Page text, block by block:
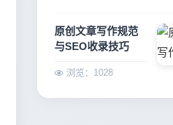
原创文章写作规范
与SEO收录技巧
浏览：1028